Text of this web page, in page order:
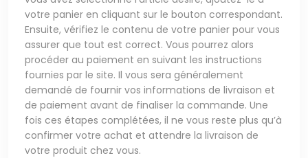
votre panier en cliquant sur le bouton correspondant.
Ensuite, vérifiez le contenu de votre panier pour vous
assurer que tout est correct. Vous pourrez alors
procéder au paiement en suivant les instructions
fournies par le site. Il vous sera généralement
demandé de fournir vos informations de livraison et
de paiement avant de finaliser la commande. Une
fois ces étapes complétées, il ne vous reste plus qu’à
confirmer votre achat et attendre la livraison de
votre produit chez vous.